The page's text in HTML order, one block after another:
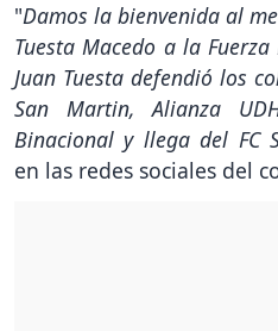
"Damos la bienvenida al
Tuesta Macedo a la
Juan Tuesta defendió los
San Martin, Alianza
Binacional y llega del FC
en las redes sociales del